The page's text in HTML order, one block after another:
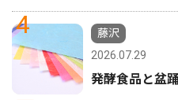
4
藤沢
2026.07.29
発酵食品と盆